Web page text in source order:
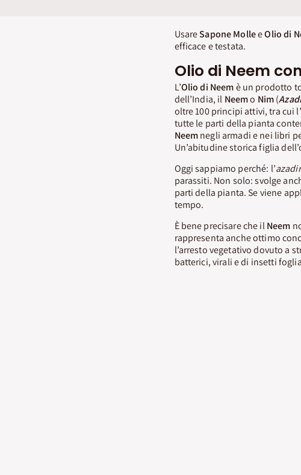
UsareSapone MolleeOlio di
efficace e testata.
Olio di Neem
L’Olio di Neemè un prodotto
dell’India, il Neemo Nim(
oltre 100 principi attivi, tra cui l’
tutte le parti della pianta
Neemnegli armadi e nei libri
Un’abitudine storica figlia
Oggi sappiamo perché: l’
parassiti. Non solo: svolge
parti della pianta. Se viene
tempo.
È bene precisare che ilNeem
rappresenta anche ottimo
l’arresto vegetativo dovuto a
batterici, virali e di insetti